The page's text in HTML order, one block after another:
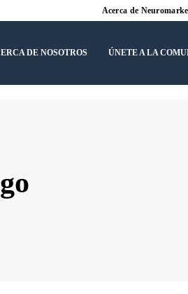
Acerca de
DE NOSOTROS ÚNETE A LA